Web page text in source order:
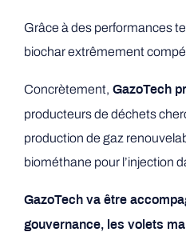
Grâce à des performances
biochar extrêmement
Concrètement, GazoTech
producteurs de déchets
production de gaz
biométhane pour l’injection
GazoTech va être
gouvernance, les volets